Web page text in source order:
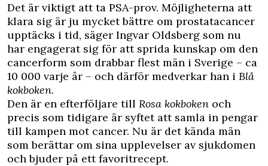
Det är viktigt att ta PSA-prov. Möjligheterna att
klara sig är ju mycket bättre om prostatacancer
upptäcks i tid, säger Ingvar Oldsberg som nu
har engagerat sig för att sprida kunskap om den
cancerform som drabbar flest män i Sverige – ca
10 000 varje år – och därför medverkar han i Blå
kokboken.
Den är en efterföljare till Rosa kokboken och
precis som tidigare är syftet att samla in pengar
till kampen mot cancer. Nu är det kända män
som berättar om sina upplevelser av sjukdomen
och bjuder på ett favoritrecept.